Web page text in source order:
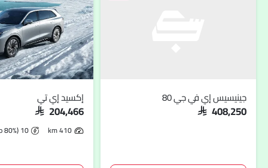
جينيسيس إي في جي 80
SAR 408,250
إكسيد إي تي
SAR 204,466
410 km
10 Mins (20 to 80%)